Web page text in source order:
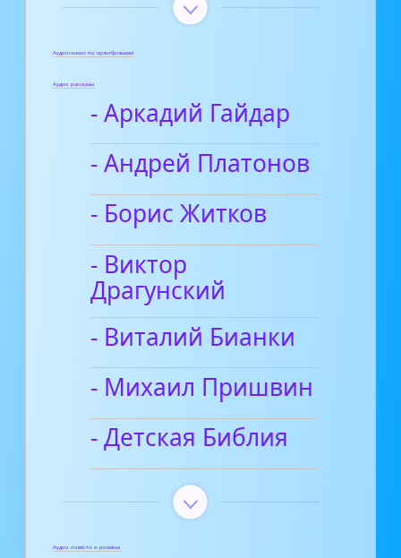
Аудиосказки по мультфильмам
Аудио рассказы
- Аркадий Гайдар
- Андрей Платонов
- Борис Житков
- Виктор
Драгунский
- Виталий Бианки
- Михаил Пришвин
- Детская Библия
Аудио повести и романы